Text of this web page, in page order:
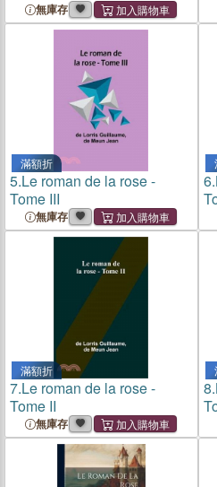
無庫存
滿額折
5.Le roman de la rose -
Tome III
無庫存
6.
滿額折
7.Le roman de la rose -
Tome II
無庫存
8.